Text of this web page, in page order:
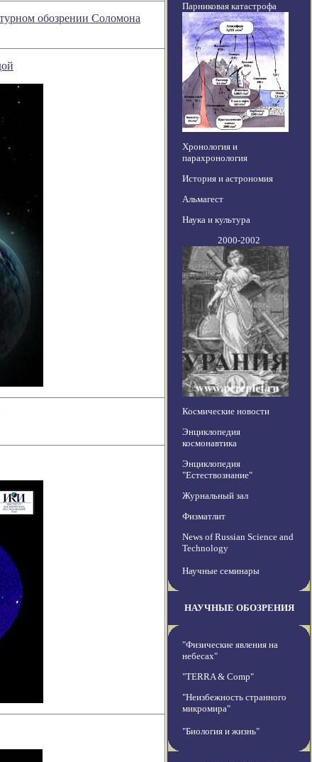
обозрении Соломона
Парниковая катастрофа
Хронология и
парахронология
История и астрономия
Альмагест
Наука и культура
2000-2002
Космические новости
Энциклопедия
космонавтика
Энциклопедия
"Естествознание"
Журнальный зал
Физматлит
News of Russian Science and
Technology
Научные семинары
НАУЧНЫЕ ОБОЗРЕНИЯ
"Физические явления на
небесах"
"TERRA & Comp"
"Неизбежность странного
микромира"
"Биология и жизнь"